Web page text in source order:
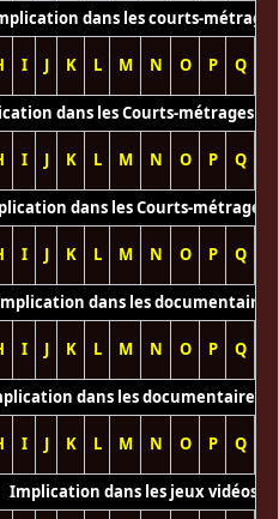
dans les courts-métrages
I J K L M N O P Q
dans les Courts-métrages
I J K L M N O P Q
dans les Courts-métrages
I J K L M N O P Q
dans les documentaires
I J K L M N O P Q
dans les documentaires
I J K L M N O P Q
Implication dans les jeux vidéos